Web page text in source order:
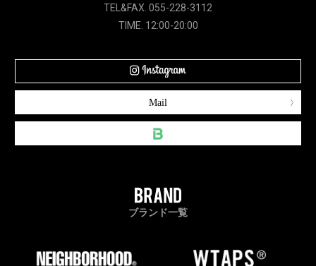
TEL&FAX. 055-228-3112
TIME. 12:00-20:00
Mail
ブランド一覧